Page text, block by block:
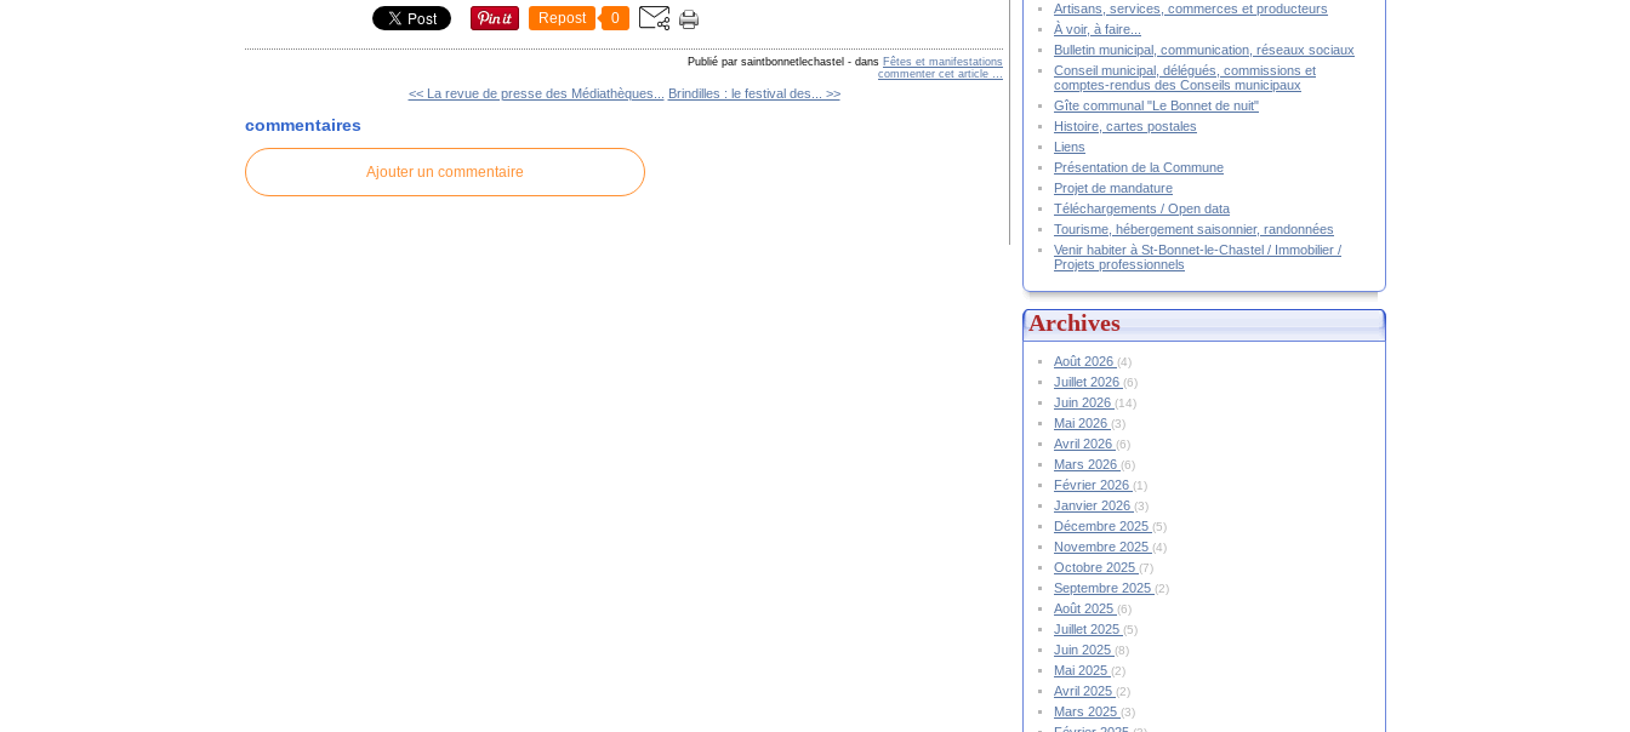
Repost 0
Publié par saintbonnetlechastel - dans Fêtes et manifestations
commenter cet article …
<< La revue de presse des Médiathèques... Brindilles : le festival des... >>
commentaires
Ajouter un commentaire
Artisans, services, commerces et producteurs
À voir, à faire...
Bulletin municipal, communication, réseaux sociaux
Conseil municipal, délégués, commissions et
comptes-rendus des Conseils municipaux
Gîte communal "Le Bonnet de nuit"
Histoire, cartes postales
Liens
Présentation de la Commune
Projet de mandature
Téléchargements / Open data
Tourisme, hébergement saisonnier, randonnées
Venir habiter à St-Bonnet-le-Chastel / Immobilier /
Projets professionnels
Archives
Août 2026 (4)
Juillet 2026 (6)
Juin 2026 (14)
Mai 2026 (3)
Avril 2026 (6)
Mars 2026 (6)
Février 2026 (1)
Janvier 2026 (3)
Décembre 2025 (5)
Novembre 2025 (4)
Octobre 2025 (7)
Septembre 2025 (2)
Août 2025 (6)
Juillet 2025 (5)
Juin 2025 (8)
Mai 2025 (2)
Avril 2025 (2)
Mars 2025 (3)